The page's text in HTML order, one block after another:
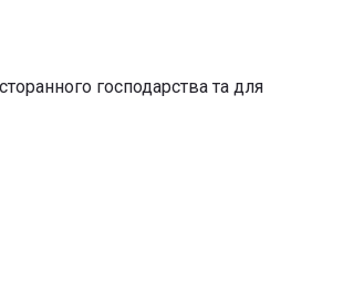
господарства та для